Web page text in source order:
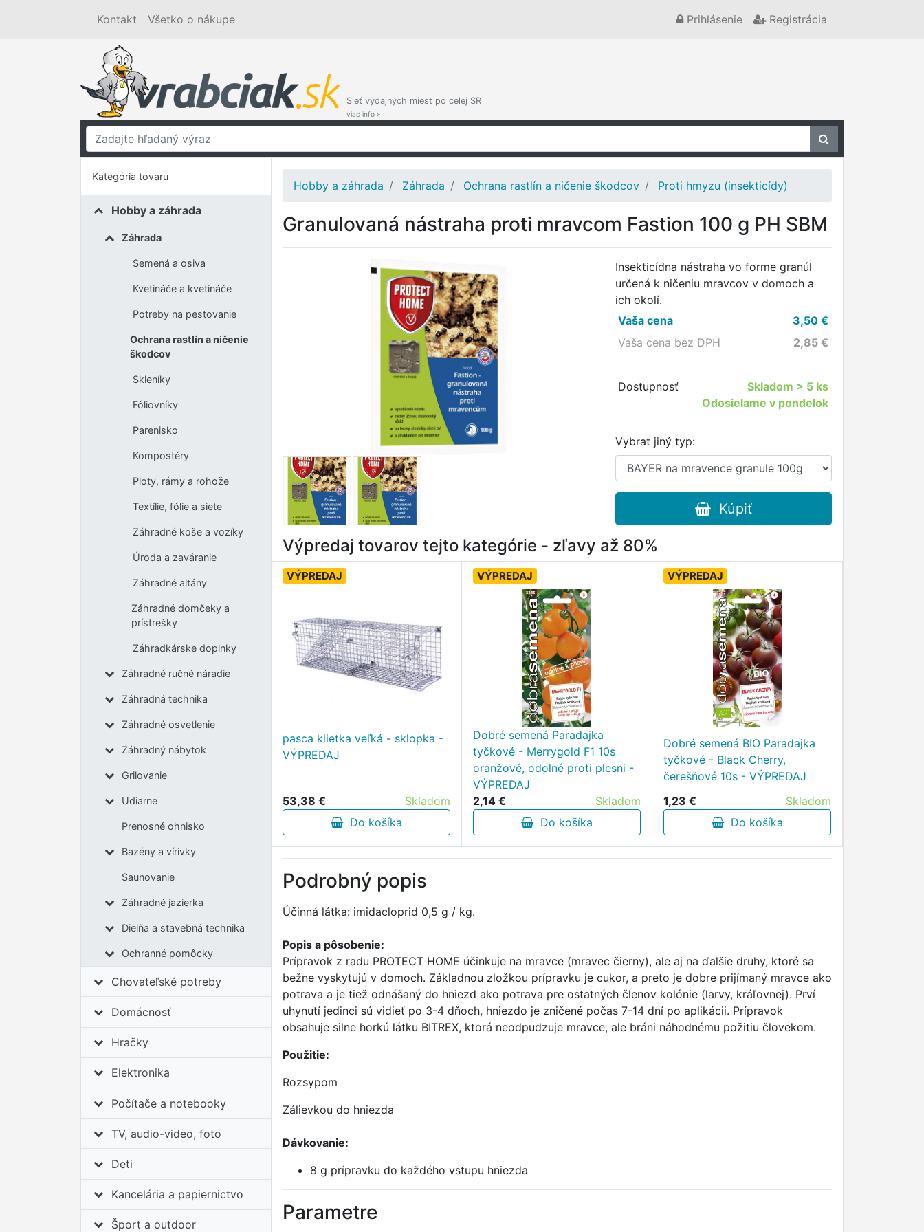
Kontakt Všetko o nákupe Prihlásenie Registrácia
Sieť výdajných miest po celej SR
viac info »
Kategória tovaru
Hobby a záhrada
Záhrada
Semená a osiva
Kvetináče a kvetináče
Potreby na pestovanie
Ochrana rastlín a ničenie
škodcov
Skleníky
Fóliovníky
Parenisko
Kompostéry
Ploty, rámy a rohože
Textílie, fólie a siete
Záhradné koše a vozíky
Úroda a zaváranie
Záhradné altány
Záhradné domčeky a
prístrešky
Záhradkárske doplnky
Záhradné ručné náradie
Záhradná technika
Záhradné osvetlenie
Záhradný nábytok
Grilovanie
Udiarne
Prenosné ohnisko
Bazény a vírivky
Saunovanie
Záhradné jazierka
Dielňa a stavebná technika
Ochranné pomôcky
Chovateľské potreby
Domácnosť
Hračky
Elektronika
Počítače a notebooky
TV, audio-video, foto
Deti
Kancelária a papiernictvo
Šport a outdoor
Hobby a záhrada Záhrada Ochrana rastlín a ničenie škodcov Proti hmyzu (insekticídy)
Granulovaná nástraha proti mravcom Fastion 100 g PH SBM
Insekticídna nástraha vo forme granúl
určená k ničeniu mravcov v domoch a
ich okolí.
Vaša cena
3,50€
Vaša cena bez DPH
2,85€
Dostupnosť Skladom > 5 ks
Odosielame v pondelok
Vybrat jiný typ:
Kúpiť
Výpredaj tovarov tejto kategórie - zľavy až 80%
VÝPREDAJ
pasca klietka veľká - sklopka -
VÝPREDAJ
53,38 €
Skladom
Do košíka
VÝPREDAJ
Dobré semená Paradajka
tyčkové - Merrygold F1 10s
oranžové, odolné proti plesni -
VÝPREDAJ
2,14 €
Skladom
Do košíka
VÝPREDAJ
Dobré semená BIO Paradajka
tyčkové - Black Cherry,
čerešňové 10s - VÝPREDAJ
1,23 €
Skladom
Do košíka
Podrobný popis
Účinná látka: imidacloprid 0,5 g / kg.
Popis a pôsobenie:
Prípravok z radu PROTECT HOME účinkuje na mravce (mravec čierny), ale aj na ďalšie druhy, ktoré sa
bežne vyskytujú v domoch. Základnou zložkou prípravku je cukor, a preto je dobre prijímaný mravce ako
potrava a je tiež odnášaný do hniezd ako potrava pre ostatných členov kolónie (larvy, kráľovnej). Prví
uhynutí jedinci sú vidieť po 3-4 dňoch, hniezdo je zničené počas 7-14 dní po aplikácii. Prípravok
obsahuje silne horkú látku BITREX, ktorá neodpudzuje mravce, ale bráni náhodnému požitiu človekom.
Použitie:
Rozsypom
Zálievkou do hniezda
Dávkovanie:
8 g prípravku do každého vstupu hniezda
Parametre